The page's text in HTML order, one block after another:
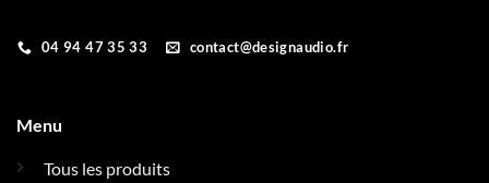
04 94 47 35 33 contact@designaudio.fr
Menu
Tous les produits